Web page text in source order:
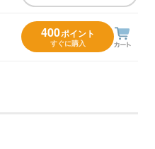
400ポイント
すぐに購入